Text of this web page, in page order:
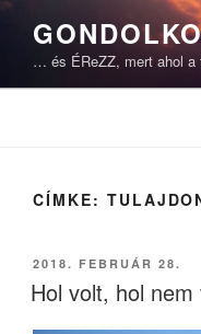
Tartalomhoz
… és ÉReZZ, mert ahol a
CÍMKE:
BEKÜLDVE:
2018. FEBRUÁR 28.
Hol volt, hol nem